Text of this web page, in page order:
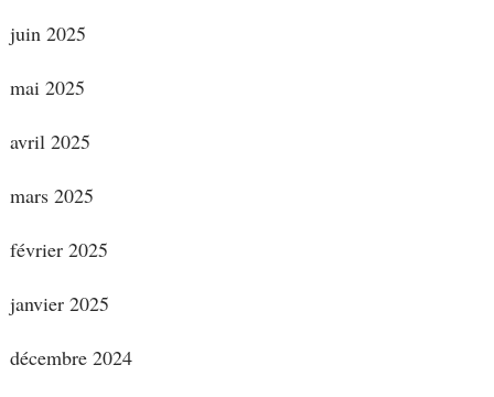
juin 2025
mai 2025
avril 2025
mars 2025
février 2025
janvier 2025
décembre 2024